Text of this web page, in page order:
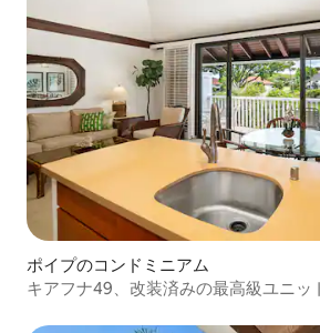
ポイプのコンドミニアム
キアフナ49、改装済みの最高級ユニッ